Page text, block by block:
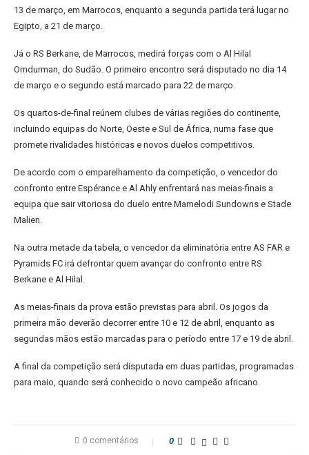
13 de março, em Marrocos, enquanto a segunda partida terá lugar no
Egipto, a 21 de março.
Já o RS Berkane, de Marrocos, medirá forças com o Al Hilal
Omdurman, do Sudão. O primeiro encontro será disputado no dia 14
de março e o segundo está marcado para 22 de março.
Os quartos-de-final reúnem clubes de várias regiões do continente,
incluindo equipas do Norte, Oeste e Sul de África, numa fase que
promete rivalidades históricas e novos duelos competitivos.
De acordo com o emparelhamento da competição, o vencedor do
confronto entre Espérance e Al Ahly enfrentará nas meias-finais a
equipa que sair vitoriosa do duelo entre Mamelodi Sundowns e Stade
Malien.
Na outra metade da tabela, o vencedor da eliminatória entre AS FAR e
Pyramids FC irá defrontar quem avançar do confronto entre RS
Berkane e Al Hilal.
As meias-finais da prova estão previstas para abril. Os jogos da
primeira mão deverão decorrer entre 10 e 12 de abril, enquanto as
segundas mãos estão marcadas para o período entre 17 e 19 de abril.
A final da competição será disputada em duas partidas, programadas
para maio, quando será conhecido o novo campeão africano.
0 comentários 0